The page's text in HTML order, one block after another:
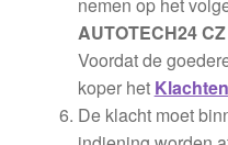
AUTOTECH24
Voordat de
koper het
De klacht moet